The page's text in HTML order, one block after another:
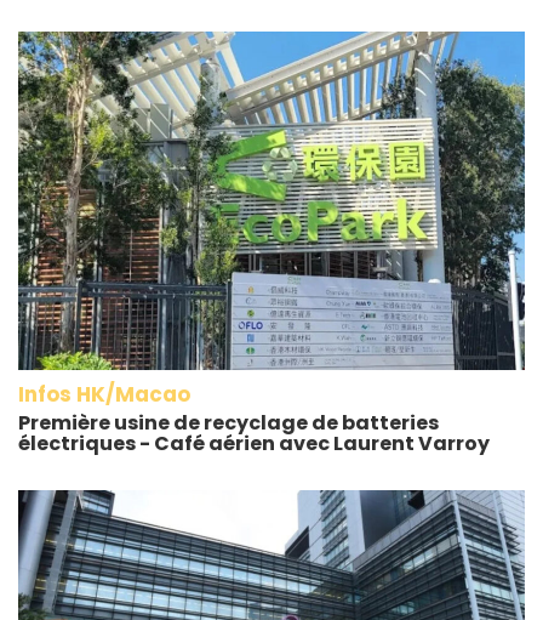
Infos HK/Macao
Première usine de recyclage de batteries
électriques - Café aérien avec Laurent Varroy